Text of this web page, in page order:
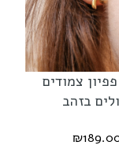
צמודים
בזהב
₪